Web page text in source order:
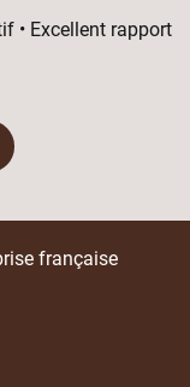
• Excellent rapport
française